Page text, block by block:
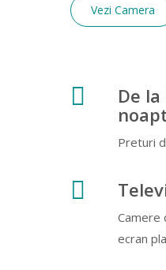
Vezi Camera
De
Preturi
Camere
ecran